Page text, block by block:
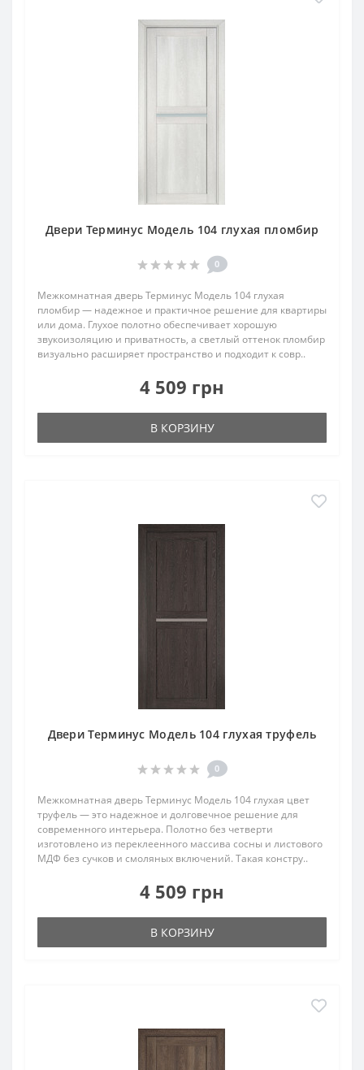
Двери Терминус Модель 104 глухая пломбир
0
Межкомнатная дверь Терминус Модель 104 глухая
пломбир — надежное и практичное решение для квартиры
или дома. Глухое полотно обеспечивает хорошую
звукоизоляцию и приватность, а светлый оттенок пломбир
визуально расширяет пространство и подходит к совр..
4 509 грн
В КОРЗИНУ
Двери Терминус Модель 104 глухая труфель
0
Межкомнатная дверь Терминус Модель 104 глухая цвет
труфель — это надежное и долговечное решение для
современного интерьера. Полотно без четверти
изготовлено из переклеенного массива сосны и листового
МДФ без сучков и смоляных включений. Такая констру..
4 509 грн
В КОРЗИНУ